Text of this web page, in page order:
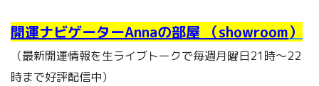
開運ナビゲーターAnnaの部屋 （showroom）
（最新開運情報を生ライブトークで毎週月曜日21時～22
時まで好評配信中）